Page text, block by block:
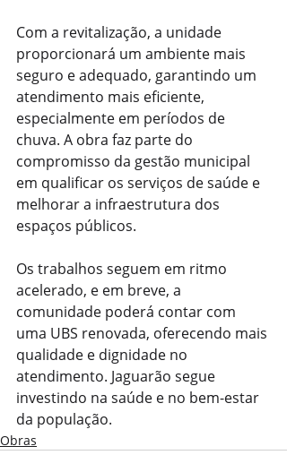
Com a revitalização, a unidade
proporcionará um ambiente mais
seguro e adequado, garantindo um
atendimento mais eficiente,
especialmente em períodos de
chuva. A obra faz parte do
compromisso da gestão municipal
em qualificar os serviços de saúde e
melhorar a infraestrutura dos
espaços públicos.
Os trabalhos seguem em ritmo
acelerado, e em breve, a
comunidade poderá contar com
uma UBS renovada, oferecendo mais
qualidade e dignidade no
atendimento. Jaguarão segue
investindo na saúde e no bem-estar
da população.
Obras